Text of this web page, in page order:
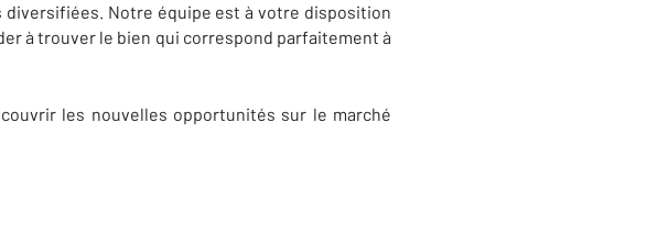
Notre équipe est à votre disposition
à trouver le bien qui correspond parfaitement à
les nouvelles opportunités sur le marché